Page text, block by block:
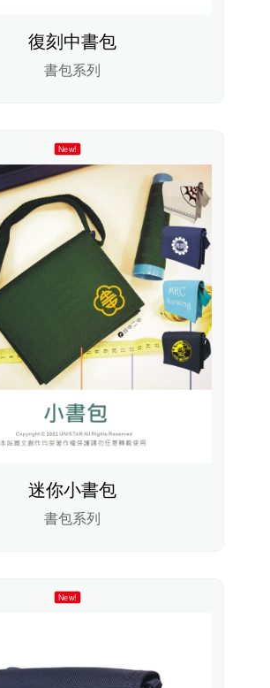
復刻中書包
書包系列
New!
迷你小書包
書包系列
New!